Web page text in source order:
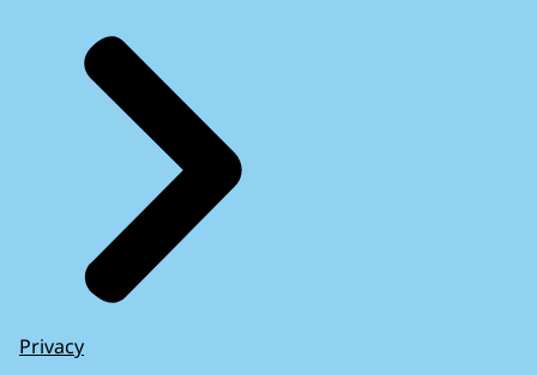
Privacy